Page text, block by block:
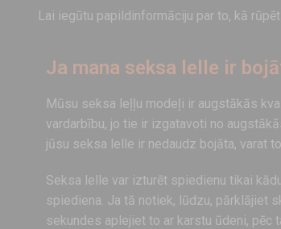
Lai iegūtu papildinformāciju par to, kā
Ja mana seksa lelle ir
Mūsu seksa leļļu modeļi ir augstākās
vardarbību, jo tie ir izgatavoti no
jūsu seksa lelle ir nedaudz bojāta, varat to
Seksa lelle var izturēt spiedienu tikai
spiediena. Ja tā notiek, lūdzu, pārklājiet
sekundes aplejiet to ar karstu ūdeni, pēc